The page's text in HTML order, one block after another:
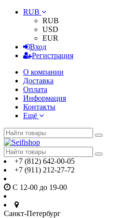
RUB
RUB
USD
EUR
Вход
Регистрация
О компании
Доставка
Оплата
Информация
Контакты
Ещё
+7 (812) 642-00-05
+7 (911) 212-27-72
С 12-00 до 19-00
Санкт-Петербург